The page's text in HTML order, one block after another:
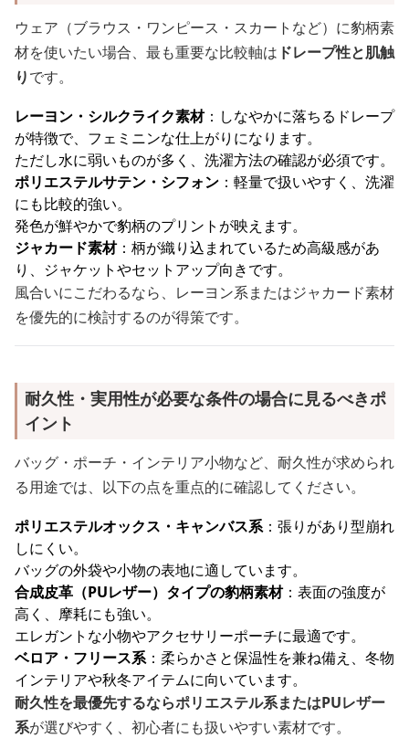
ウェア（ブラウス・ワンピース・スカートなど）に豹柄素
材を使いたい場合、最も重要な比較軸は ドレープ性と肌触
りです。
レーヨン・シルクライク素材：しなやかに落ちるドレープ
が特徴で、フェミニンな仕上がりになります。
ただし水に弱いものが多く、洗濯方法の確認が必須です。
ポリエステルサテン・シフォン ：軽量で扱いやすく、洗濯
にも比較的強い。
発色が鮮やかで豹柄のプリントが映えます。
ジャカード素材：柄が織り込まれているため高級感があ
り、ジャケットやセットアップ向きです。
風合いにこだわるなら、レーヨン系またはジャカード素材
を優先的に検討するのが得策です。
耐久性・実用性が必要な条件の場合に見るべきポ
イント
バッグ・ポーチ・インテリア小物など、耐久性が求められ
る用途では、以下の点を重点的に確認してください。
ポリエステルオックス・キャンバス系：張りがあり型崩れ
しにくい。
バッグの外袋や小物の表地に適しています。
合成皮革（PUレザー）タイプの豹柄素材：表面の強度が
高く、摩耗にも強い。
エレガントな小物やアクセサリーポーチに最適です。
ベロア・フリース系：柔らかさと保温性を兼ね備え、冬物
インテリアや秋冬アイテムに向いています。
耐久性を最優先するならポリエステル系またはPUレザー
系が選びやすく、初心者にも扱いやすい素材です。